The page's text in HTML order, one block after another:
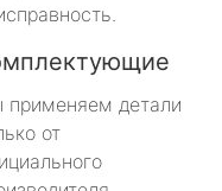
детали
от